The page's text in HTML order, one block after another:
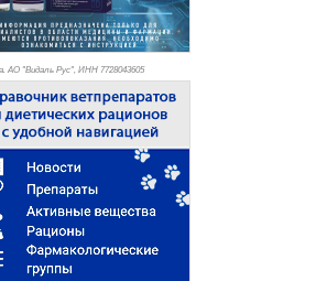
АО "Видаль Рус", ИНН 7728043605